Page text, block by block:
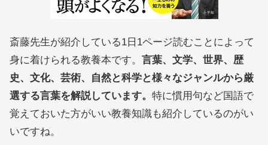
斎藤先生が紹介している1日1ページ読むことによって
身に着けられる教養本です。 言葉、文学、世界、歴
史、文化、芸術、自然と科学と様々なジャンルから厳
選する言葉を解説しています。 特に慣用句など国語で
覚えておいた方がいい教養知識も紹介しているのがい
いですね。